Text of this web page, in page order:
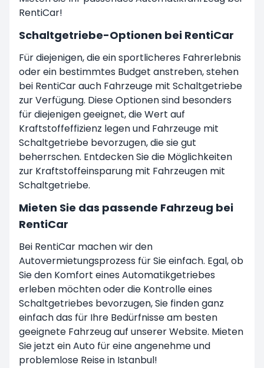
RentiCar!
Schaltgetriebe-Optionen bei RentiCar
Für diejenigen, die ein sportlicheres Fahrerlebnis
oder ein bestimmtes Budget anstreben, stehen
bei RentiCar auch Fahrzeuge mit Schaltgetriebe
zur Verfügung. Diese Optionen sind besonders
für diejenigen geeignet, die Wert auf
Kraftstoffeffizienz legen und Fahrzeuge mit
Schaltgetriebe bevorzugen, die sie gut
beherrschen. Entdecken Sie die Möglichkeiten
zur Kraftstoffeinsparung mit Fahrzeugen mit
Schaltgetriebe.
Mieten Sie das passende Fahrzeug bei
RentiCar
Bei RentiCar machen wir den
Autovermietungsprozess für Sie einfach. Egal, ob
Sie den Komfort eines Automatikgetriebes
erleben möchten oder die Kontrolle eines
Schaltgetriebes bevorzugen, Sie finden ganz
einfach das für Ihre Bedürfnisse am besten
geeignete Fahrzeug auf unserer Website. Mieten
Sie jetzt ein Auto für eine angenehme und
problemlose Reise in Istanbul!